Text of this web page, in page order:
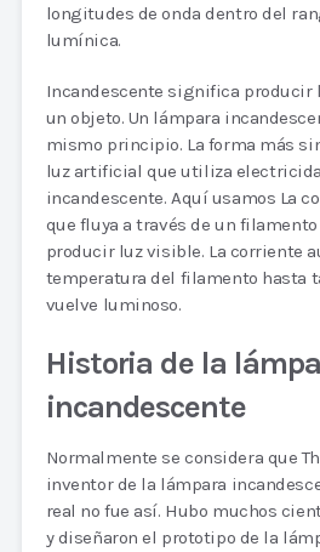
longitudes de onda dentro del
lumínica.
Incandescente significa producir
un objeto. Un lámpara
mismo principio. La forma más
luz artificial que utiliza
incandescente. Aquí usamos La
que fluya a través de un
producir luz visible. La corriente
temperatura del filamento hasta
vuelve luminoso.
Historia de la
incandescente
Normalmente se considera que
inventor de la lámpara
real no fue así. Hubo muchos
y diseñaron el prototipo de la